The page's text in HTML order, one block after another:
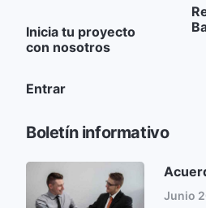
Inicia tu proyecto
con nosotros
Entrar
Boletín informativo
Junio